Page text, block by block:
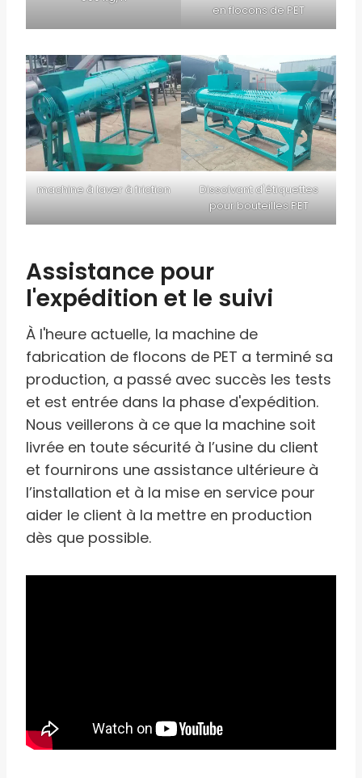
en flocons de PET
machine à laver à friction
Dissolvant d'étiquettes
pour bouteilles PET
Assistance pour
l'expédition et le suivi
À l'heure actuelle, la machine de
fabrication de flocons de PET a terminé sa
production, a passé avec succès les tests
et est entrée dans la phase d'expédition.
Nous veillerons à ce que la machine soit
livrée en toute sécurité à l’usine du client
et fournirons une assistance ultérieure à
l’installation et à la mise en service pour
aider le client à la mettre en production
dès que possible.